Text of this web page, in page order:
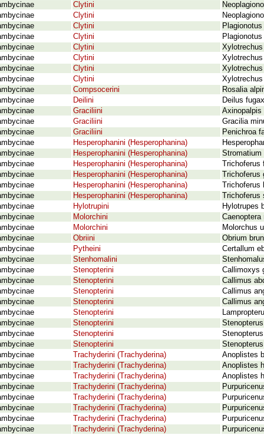
Clytini
Clytini
Clytini
Clytini
Clytini
Clytini
Xylotrechus
Clytini
Clytini
Compsocerini
Rosalia
Deilini
Deilus
Graciliini
Axinopalpis
Graciliini
Gracilia
Graciliini
Penichroa
Hesperophanini (Hesperophanina)
Hesperophanini (Hesperophanina)
Stromatium
Hesperophanini (Hesperophanina)
Hesperophanini (Hesperophanina)
Hesperophanini (Hesperophanina)
Hesperophanini (Hesperophanina)
Hylotrupini
Hylotrupes
Molorchini
Caenoptera
Molorchini
Molorchus
Obriini
Obrium
Pytheini
Certallum
Stenhomalini
Stenopterini
Callimoxys
Stenopterini
Callimus
Stenopterini
Callimus
Stenopterini
Callimus
Stenopterini
Stenopterini
Stenopterini
Stenopterini
Trachyderini (Trachyderina)
Anoplistes
Trachyderini (Trachyderina)
Anoplistes
Trachyderini (Trachyderina)
Anoplistes
Trachyderini (Trachyderina)
Trachyderini (Trachyderina)
Trachyderini (Trachyderina)
Trachyderini (Trachyderina)
Trachyderini (Trachyderina)